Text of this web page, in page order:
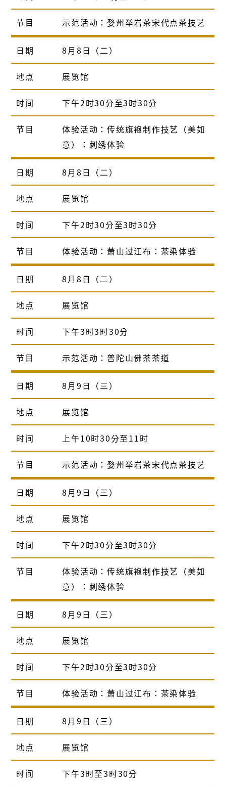
节目 示范活动：婺州举岩茶宋代点茶技艺
日期 8月8日（二）
地点 展览馆
时间 下午2时30分至3时30分
节目
体验活动：传统旗袍制作技艺（美如
意）：刺绣体验
日期 8月8日（二）
地点 展览馆
时间 下午2时30分至3时30分
节目 体验活动：萧山过江布：茶染体验
日期 8月8日（二）
地点 展览馆
时间 下午3时3时30分
节目 示范活动：普陀山佛茶茶道
日期 8月9日（三）
地点 展览馆
时间 上午10时30分至11时
节目 示范活动：婺州举岩茶宋代点茶技艺
日期 8月9日（三）
地点 展览馆
时间 下午2时30分至3时30分
节目
体验活动：传统旗袍制作技艺（美如
意）：刺绣体验
日期 8月9日（三）
地点 展览馆
时间 下午2时30分至3时30分
节目 体验活动：萧山过江布：茶染体验
日期 8月9日（三）
地点 展览馆
时间 下午3时至3时30分